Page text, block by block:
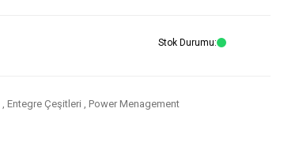
Stok Durumu
, Entegre Çeşitleri , Power Menagement